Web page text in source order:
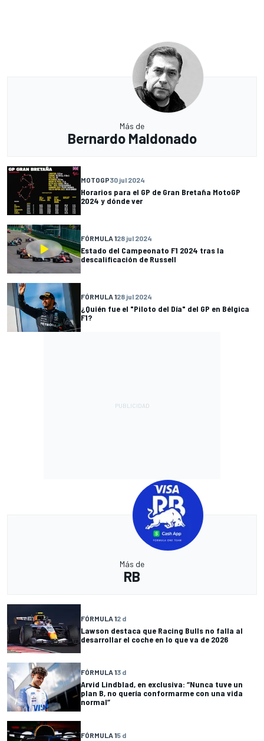
Más de
Bernardo Maldonado
MOTOGP30 jul 2024
Horarios para el GP de Gran Bretaña MotoGP
2024 y dónde ver
FÓRMULA 128 jul 2024
Estado del Campeonato F1 2024 tras la
descalificación de Russell
FÓRMULA 128 jul 2024
¿Quién fue el "Piloto del Día" del GP en Bélgica
F1?
Más de
RB
FÓRMULA 12 d
Lawson destaca que Racing Bulls no falla al
desarrollar el coche en lo que va de 2026
FÓRMULA 13 d
Arvid Lindblad, en exclusiva: “Nunca tuve un
plan B, no quería conformarme con una vida
normal”
FÓRMULA 15 d